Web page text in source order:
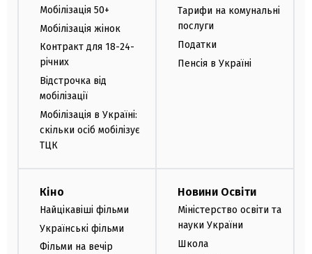
Мобілізація 50+
Мобілізація жінок
Контракт для 18-24-
річних
Відстрочка від
мобілізації
Мобілізація в Україні:
скільки осіб мобілізує
ТЦК
Тарифи на комунальні
послуги
Податки
Пенсія в Україні
Кіно
Найцікавіші фільми
Українські фільми
Фільми на вечір
Новини Освіти
Міністерство освіти та
науки України
Школа